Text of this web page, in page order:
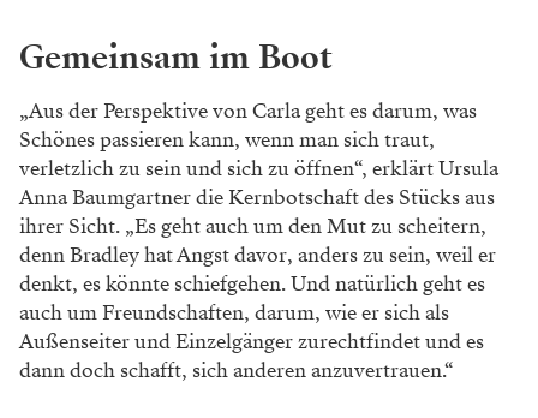
Gemeinsam im Boot
„Aus der Perspektive von Carla geht es darum, was
Schönes passieren kann, wenn man sich traut,
verletzlich zu sein und sich zu öffnen“, erklärt Ursula
Anna Baumgartner die Kernbotschaft des Stücks aus
ihrer Sicht. „Es geht auch um den Mut zu scheitern,
denn Bradley hat Angst davor, anders zu sein, weil er
denkt, es könnte schiefgehen. Und natürlich geht es
auch um Freundschaften, darum, wie er sich als
Außenseiter und Einzelgänger zurechtfindet und es
dann doch schafft, sich anderen anzuvertrauen.“